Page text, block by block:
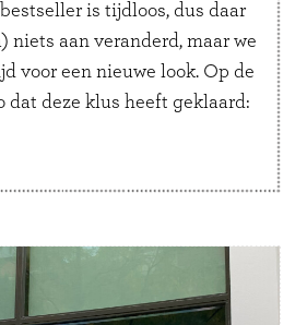
is tijdloos, dus daar
niets aan veranderd, maar we
voor een nieuwe look. Op de
dat deze klus heeft geklaard: